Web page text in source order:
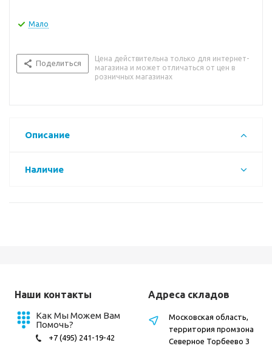
Мало
Поделиться
Цена действительна только для интернет-
магазина и может отличаться от цен в
розничных магазинах
Описание
Наличие
Наши контакты
Как Мы Можем Вам
Помочь?
+7 (495) 241-19-42
Адреса складов
Московская область,
территория промзона
Северное Торбеево 3